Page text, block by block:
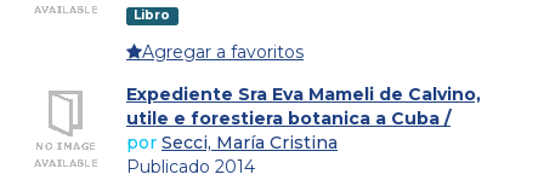
Libro
Agregar a favoritos
Expediente Sra Eva Mameli de Calvino,
utile e forestiera botanica a Cuba /
por Secci, María Cristina
Publicado 2014